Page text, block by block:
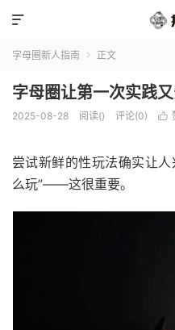

字母圈新人指南  正文
字母圈让第一次实践
2025-08-28 阅读() 评论(0) 
尝试新鲜的性玩法确实让
么玩”——这很重要。